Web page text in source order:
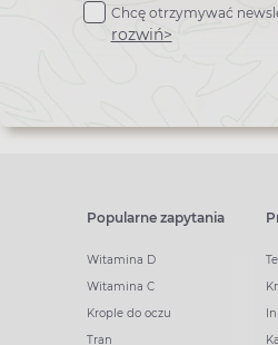
newslettera
Chcę otrzymywać
rozwiń>
Popularne zapytania
Witamina D
Witamina C
Krople do oczu
Tran